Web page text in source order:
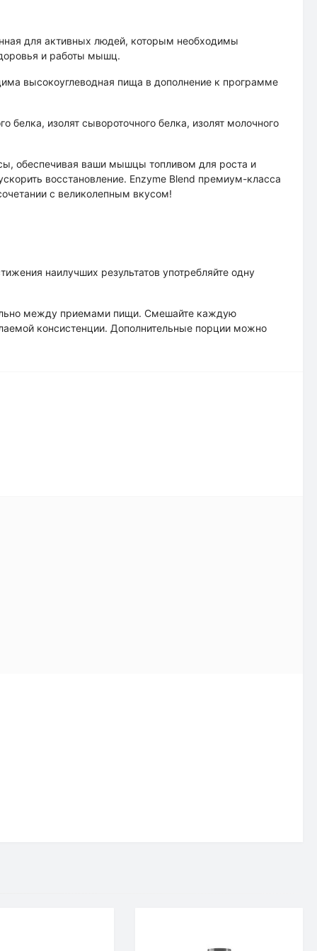
для активных людей, которым необходимы
и работы мышц.
высокоуглеводная пища в дополнение к программе
изолят сывороточного белка, изолят молочного
обеспечивая ваши мышцы топливом для роста и
восстановление. Enzyme Blend премиум-класса
с великолепным вкусом!
наилучших результатов употребляйте одну
между приемами пищи. Смешайте каждую
консистенции. Дополнительные порции можно